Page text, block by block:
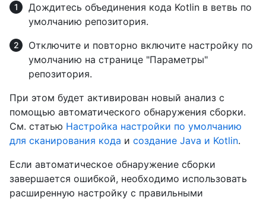
Дождитесь объединения кода Kotlin в ветвь по
умолчанию репозитория.
Отключите и повторно включите настройку по
умолчанию на странице "Параметры"
репозитория.
При этом будет активирован новый анализ с
помощью автоматического обнаружения сборки.
См. статью Настройка настройки по умолчанию
для сканирования кода и создание Java и Kotlin.
Если автоматическое обнаружение сборки
завершается ошибкой, необходимо использовать
расширенную настройку с правильными